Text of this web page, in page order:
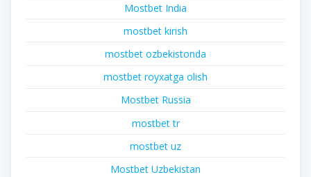
Mostbet India
mostbet kirish
mostbet ozbekistonda
mostbet royxatga olish
Mostbet Russia
mostbet tr
mostbet uz
Mostbet Uzbekistan